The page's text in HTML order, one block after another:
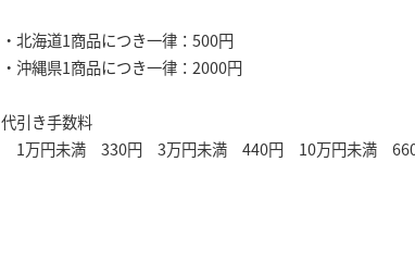
・北海道1商品につき一律：500円
・沖縄県1商品につき一律：2000円
代引き手数料
1万円未満 330円 3万円未満 440円 10万円未満